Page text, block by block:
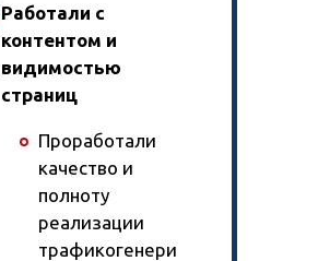
Работали с
контентом и
видимостью
страниц
Проработали
качество и
полноту
реализации
трафикогенери